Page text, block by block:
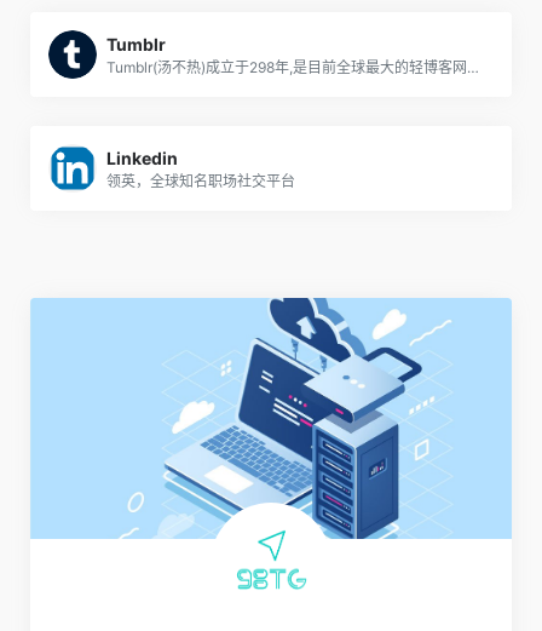
Tumblr
Tumblr(汤不热)成立于298年,是目前全球最大的轻博客网站,也是轻博客网站的始祖。
Linkedin
领英，全球知名职场社交平台